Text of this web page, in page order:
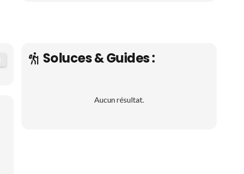
Soluces & Guides :
Aucun résultat.